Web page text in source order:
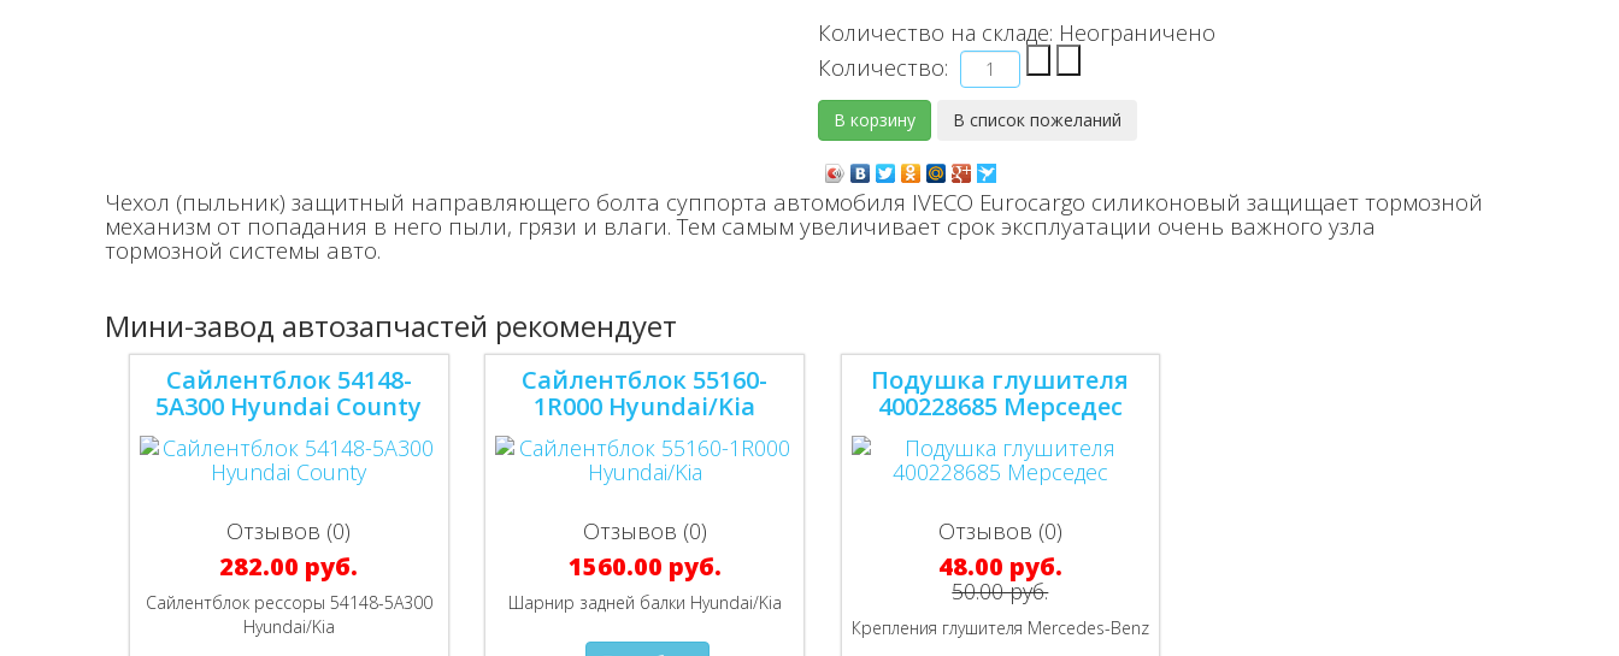
Количество на складе: Неограничено
Количество:
Чехол (пыльник) защитный направляющего болта суппорта автомобиля IVECO Eurocargo cиликоновый защищает тормозной
механизм от попадания в него пыли, грязи и влаги. Тем самым увеличивает срок эксплуатации очень важного узла
тормозной системы авто.
Мини-завод автозапчастей рекомендует
Сайлентблок 54148-
5A300 Hyundai County
Отзывов (0)
282.00 руб.
Сайлентблок рессоры 54148-5A300
Hyundai/Kia
Сайлентблок 55160-
1R000 Hyundai/Kia
Отзывов (0)
1560.00 руб.
Шарнир задней балки Hyundai/Kia
Подушка глушителя
400228685 Мерседес
Отзывов (0)
48.00 руб.
50.00 руб.
Крепления глушителя Mercedes-Benz